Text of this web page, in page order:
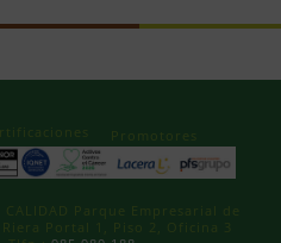
Promotores
CALIDAD Parque Empresarial de
Portal 1, Piso 2, Oficina 3